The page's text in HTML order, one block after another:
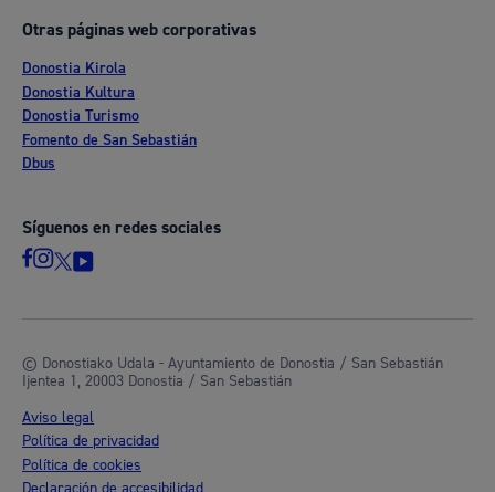
Otras páginas web corporativas
Donostia Kirola
Donostia Kultura
Donostia Turismo
Fomento de San Sebastián
Dbus
Síguenos en redes sociales
© Donostiako Udala - Ayuntamiento de Donostia / San Sebastián
Ijentea 1, 20003 Donostia / San Sebastián
Aviso legal
Política de privacidad
Política de cookies